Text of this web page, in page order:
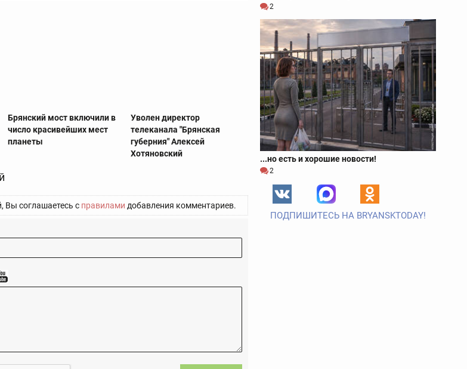
Брянский мост включили в
число красивейших мест
планеты
Уволен директор
телеканала "Брянская
губерния" Алексей
Хотяновский
Вы соглашаетесь с правилами добавления комментариев.
2
...но есть и хорошие новости!
2
ПОДПИШИТЕСЬ НА BRYANSKTODAY!